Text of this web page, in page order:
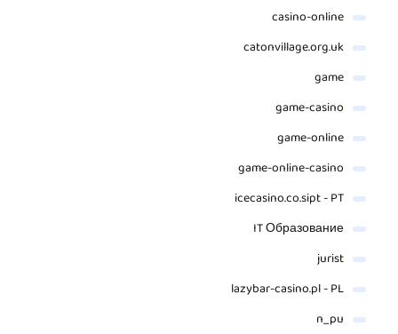
casino-online
catonvillage.org.uk
game
game-casino
game-online
game-online-casino
icecasino.co.sipt - PT
IT Образование
jurist
lazybar-casino.pl - PL
n_pu